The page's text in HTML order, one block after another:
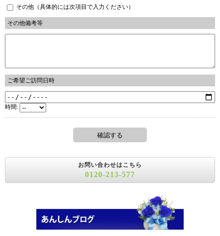
その他（具体的には次項目で入力ください）
その他備考等
ご希望ご訪問日時
時間:
お問い合わせはこちら
0120-213-577